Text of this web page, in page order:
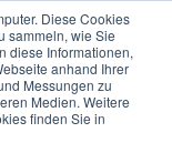
Diese Cookies
sammeln, wie Sie
diese Informationen,
anhand Ihrer
Messungen zu
Medien. Weitere
finden Sie in
User
account
menu
User
Kontakt